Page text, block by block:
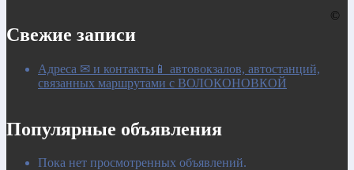
Свежие записи
Адреса ✉ и контакты📱 автовокзалов, автостанций,
связанных маршрутами с ВОЛОКОНОВКОЙ
Популярные объявления
Пока нет просмотренных объявлений.
©